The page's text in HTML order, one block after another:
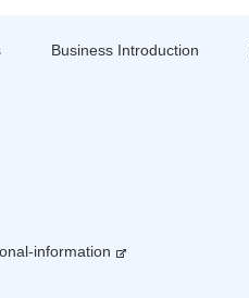
Business Introduction
information